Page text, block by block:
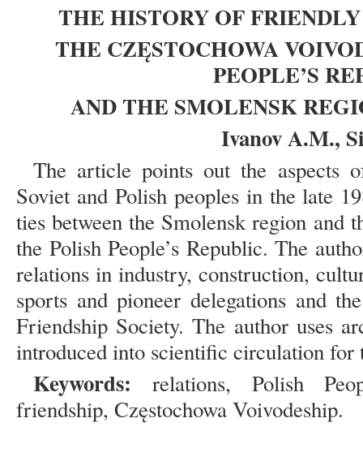
THE HISTORY OF
THE CZĘSTOCHOWA
PEOPLE’S
AND THE SMOLENSK
Ivanov A.M.,
The article points out the aspects
Soviet and Polish peoples in the late
ties between the Smolensk region and
the Polish People’s Republic. The
relations in industry, construction,
sports and pioneer delegations and
Friendship Society. The author uses
introduced into scientific circulation for
Keywords: relations, Polish
friendship, Częstochowa Voivodeship.